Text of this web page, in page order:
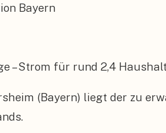
Bayern
– Strom für rund 2,4
(Bayern) liegt der zu